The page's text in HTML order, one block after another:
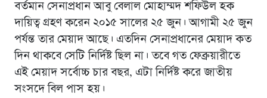
বর্তমান সেনাপ্রধান আবু বেলাল মোহাম্মদ শফিউল হক
দায়িত্ব গ্রহণ করেন ২০১৫ সালের ২৫ জুন। আগামী ২৫ জুন
পর্যন্ত তার মেয়াদ আছে। এতদিন সেনাপ্রধানের মেয়াদ কত
দিন থাকবে সেটি নির্দিষ্ট ছিল না। তবে গত ফেব্রুয়ারীতে
এই মেয়াদ সর্বোচ্চ চার বছর, এটা নির্দিষ্ট করে জাতীয়
সংসদে বিল পাস হয়।